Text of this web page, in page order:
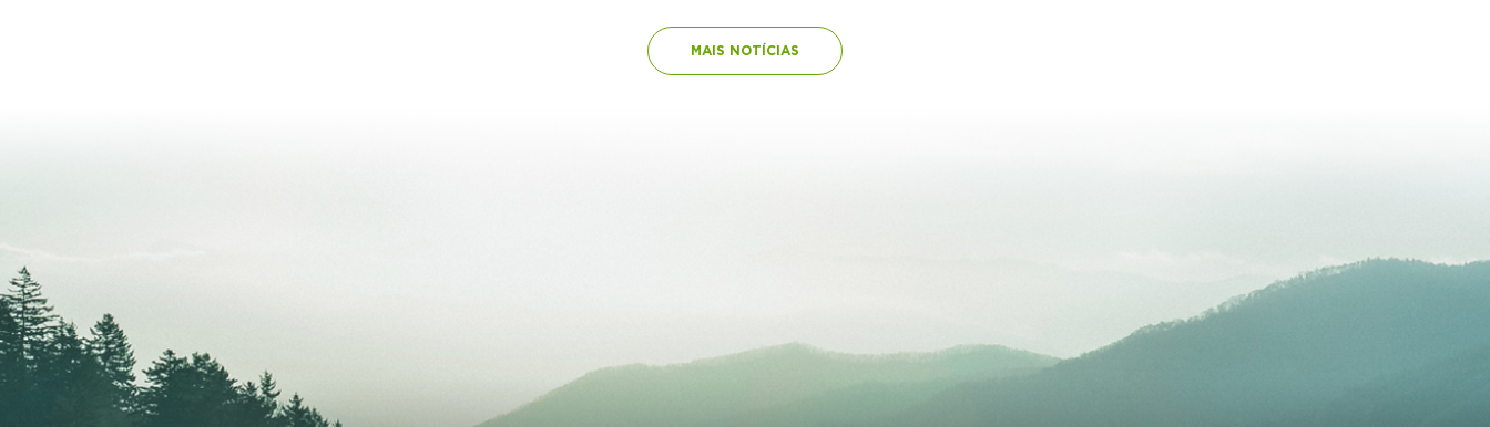
MAIS NOTÍCIAS